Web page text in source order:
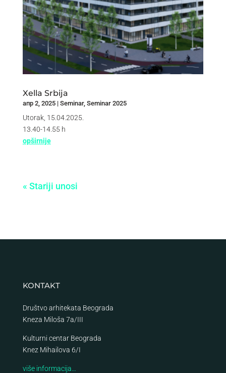
Xella Srbija
апр 2, 2025| Seminar, Seminar 2025
Utorak, 15.04.2025.
13.40-14.55 h
opširnije
« Stariji unosi
KONTAKT
Društvo arhitekata Beograda
Kneza Miloša 7a/III
Kulturni centar Beograda
Knez Mihailova 6/I
više informacija…